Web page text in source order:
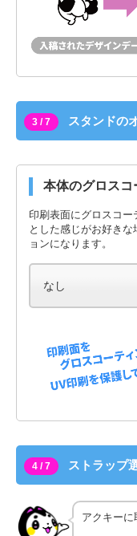
3 / 7 スタンドの
本体のグロスコ
印刷表面にグロスコ
とした感じがお好き
ョンになります。
4 / 7 ストラップ
アクキーに